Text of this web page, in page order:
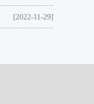
[2022-11-29]